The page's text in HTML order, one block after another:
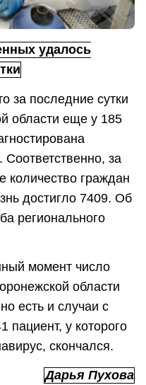
удалось
за последние сутки
области еще у 185
за
граждан
достигло 7409. Об
регионального
момент число
области
есть и случаи с
пациент, у которого
скончался.
Дарья Пухова